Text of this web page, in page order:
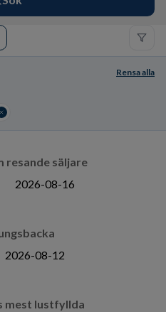
Rensa alla
resande säljare
2026-08-16
2026-08-12
mest lustfyllda